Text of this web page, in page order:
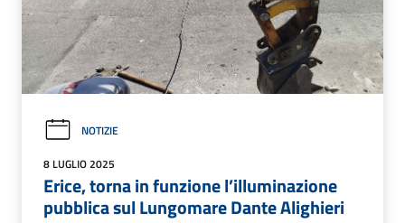
NOTIZIE
8 LUGLIO 2025
Erice, torna in funzione l’illuminazione
pubblica sul Lungomare Dante Alighieri